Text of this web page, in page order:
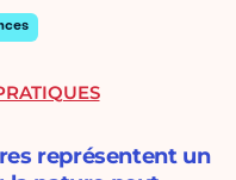
représentent un